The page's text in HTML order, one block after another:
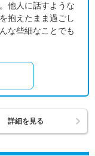
他人に話すような
抱えたまま過ごし
な些細なことでも
詳細を見る